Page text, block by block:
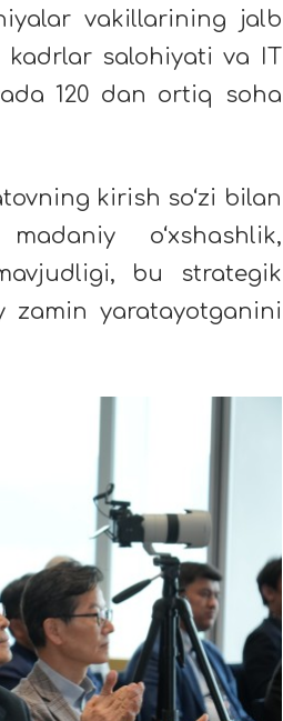
vakillarining jalb
kadrlar salohiyati va IT
120 dan ortiq soha
kirish so‘zi bilan
o‘xshashlik,
bu strategik
yaratayotganini